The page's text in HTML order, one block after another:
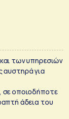
των υπηρεσιών
αυστηρά για
σε οποιοδήποτε
άδεια του